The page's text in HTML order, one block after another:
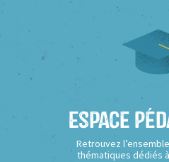
Espace
Retrouvez
thématiques dédiés